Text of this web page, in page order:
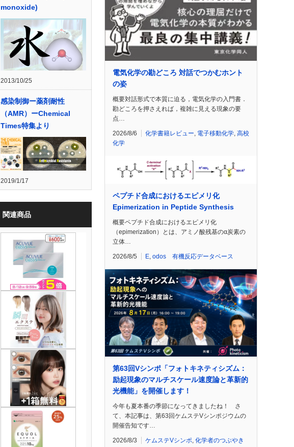
monoxide)
2013/10/25
感染制御ー薬剤耐性
（AMR）ーChemical
Times特集より
2019/1/17
関連商品
電気化学の勘どころ 対話でつかむホント
の姿
概要対話形式で本質に迫る，電気化学の入門書．
勘どころを押さえれば，複雑に見える現象の要
点…
2026/8/6 化学書籍レビュー 電子移動化学 高校
化学
ペプチド合成におけるエピメリ化
Epimerization in Peptide Synthesis
概要ペプチド合成におけるエピメリ化
（epimerization）とは、アミノ酸残基のα炭素の
立体…
2026/8/5 E odos 有機反応データベース
第63回Vシンポ「フォトキネティシズム：
励起現象のマルチスケール速度論と革新的
光機能」を開催します！
今年も夏本番の季節になってきましたね！ さ
て、本記事は、第63回ケムステVシンポジウムの
開催告知です…
2026/8/3 ケムステVシンポ, 化学者のつぶやき